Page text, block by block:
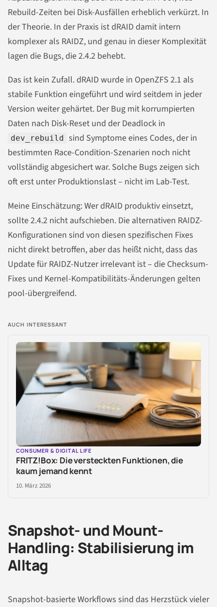
Rebuild-Zeiten bei Disk-Ausfällen erheblich verkürzt. In
der Theorie. In der Praxis ist dRAID damit intern
komplexer als RAIDZ, und genau in dieser Komplexität
lagen die Bugs, die 2.4.2 behebt.
Das ist kein Zufall. dRAID wurde in OpenZFS 2.1 als
stabile Funktion eingeführt und wird seitdem in jeder
Version weiter gehärtet. Der Bug mit korrumpierten
Daten nach Disk-Reset und der Deadlock in
dev_rebuild
sind Symptome eines Codes, der in
bestimmten Race-Condition-Szenarien noch nicht
vollständig abgesichert war. Solche Bugs zeigen sich
oft erst unter Produktionslast – nicht im Lab-Test.
Meine Einschätzung: Wer dRAID produktiv einsetzt,
sollte 2.4.2 nicht aufschieben. Die alternativen RAIDZ-
Konfigurationen sind von diesen spezifischen Fixes
nicht direkt betroffen, aber das heißt nicht, dass das
Update für RAIDZ-Nutzer irrelevant ist – die Checksum-
Fixes und Kernel-Kompatibilitäts-Änderungen gelten
pool-übergreifend.
AUCH INTERESSANT
CONSUMER & DIGITAL LIFE
FRITZ!Box: Die versteckten Funktionen, die
kaum jemand kennt
10. März 2026
Snapshot- und Mount-
Handling: Stabilisierung im
Alltag
Snapshot-basierte Workflows sind das Herzstück vieler